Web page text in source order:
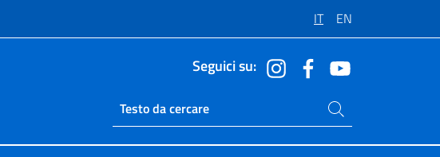
IT EN
Seguici su:
Ricerca sito live
Cerca nel sito